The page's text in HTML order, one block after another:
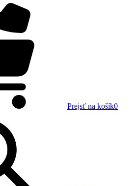
Prejsť na košík0